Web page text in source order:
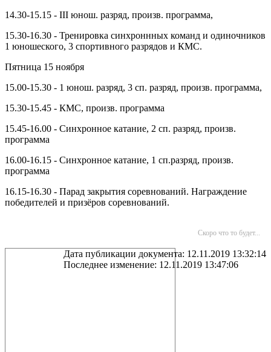
14.30-15.15 - III юнош. разряд, произв. программа,
15.30-16.30 - Тренировка синхроннных команд и одиночников
1 юношеского, 3 спортивного разрядов и КМС.
Пятница 15 ноября
15.00-15.30 - 1 юнош. разряд, 3 сп. разряд, произв. программа,
15.30-15.45 - КМС, произв. программа
15.45-16.00 - Синхронное катание, 2 сп. разряд, произв.
программа
16.00-16.15 - Синхронное катание, 1 сп.разряд, произв.
программа
16.15-16.30 - Парад закрытия соревнований. Награждение
победителей и призёров соревнований.
Скоро что то будет...
Дата публикации документа: 12.11.2019 13:32:14
Последнее изменение: 12.11.2019 13:47:06